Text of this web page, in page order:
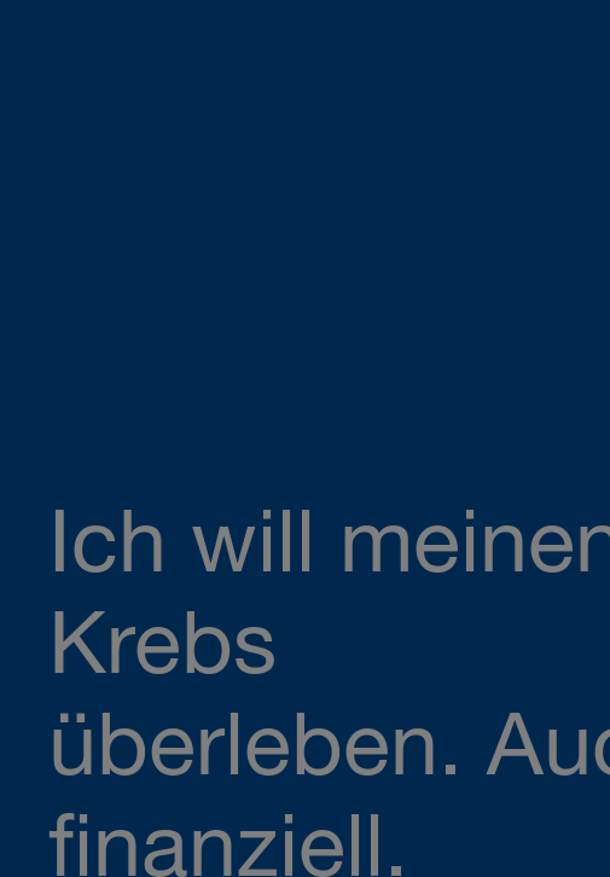
Ich will
Krebs
überleben.
finanziell.